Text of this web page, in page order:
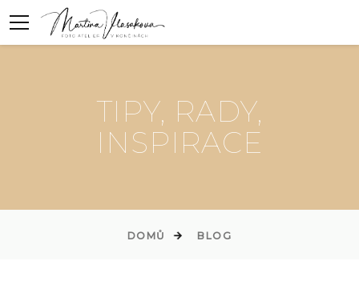
TIPY, RADY,
INSPIRACE
DOMŮ BLOG